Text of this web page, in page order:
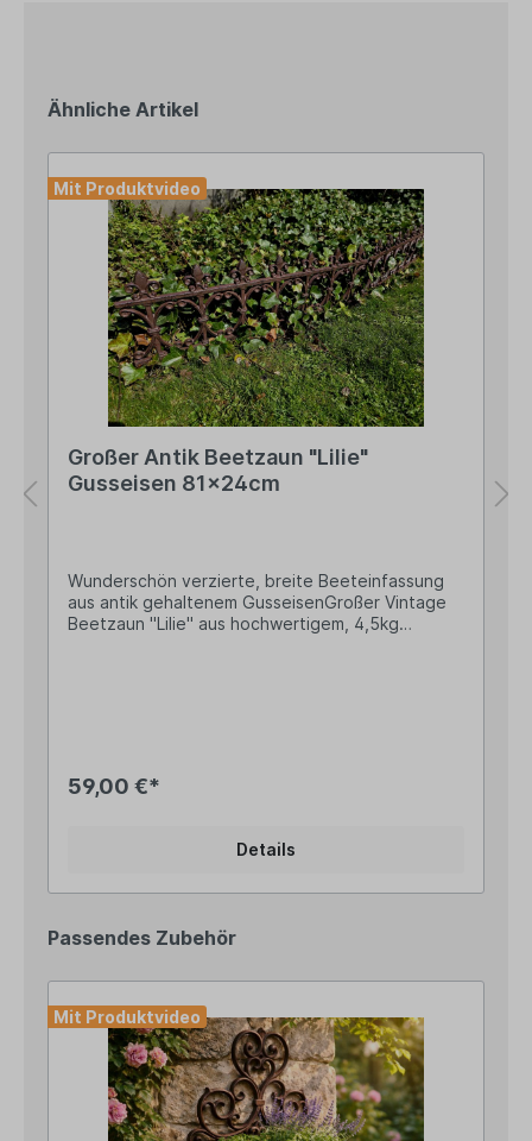
Ähnliche Artikel
Mit Produktvideo
Großer Antik Beetzaun "Lilie"
Gusseisen 81x24cm
Wunderschön verzierte, breite Beeteinfassung
aus antik gehaltenem GusseisenGroßer Vintage
Beetzaun "Lilie" aus hochwertigem, 4,5kg
Beetzaunelementen im idyllischen Landhausstil
neuen Look erstrahlen lassen oder ein neues
Beet ohne viel Aufwand eingrenzen. Aufgrund
ohne Werkzeug können die einzelnen Elemente in
Bedarf auch erneut an anderer Stelle platzieren.
Und auch in der kalten Jahreszeit, wenn der
Nebel oder gar der Raureif durch den Garten
ziehen, machen unsere Beeteinfassungen noch
ordentlich was her.. Angaben zur
Produktsicherheit: Hersteller: Esschert Design BV,
Euregioweg 225, 7532 SM Enschede,
59,00 €*
Details
Passendes Zubehör
Mit Produktvideo